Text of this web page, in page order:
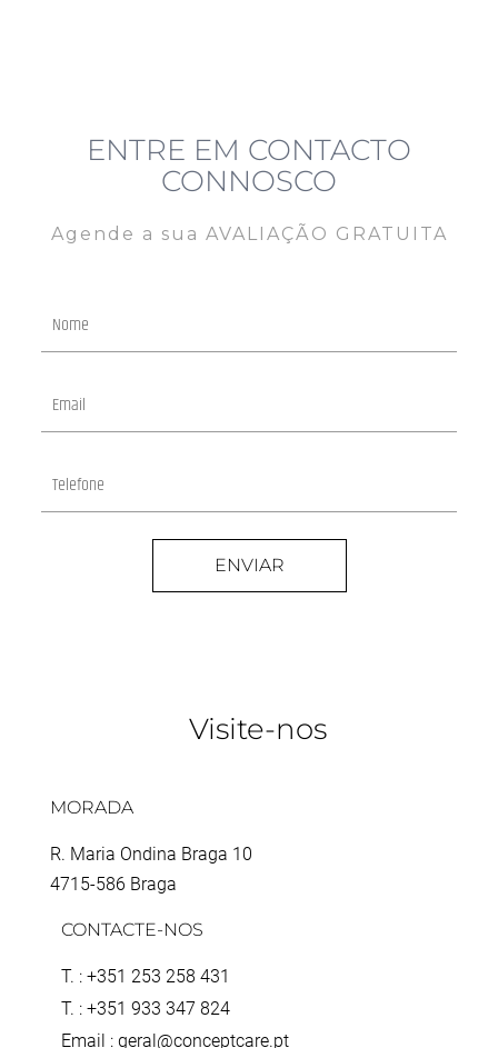
ENTRE EM CONTACTO
CONNOSCO
Agende a sua AVALIAÇÃO GRATUITA
ENVIAR
Visite-nos
MORADA
R. Maria Ondina Braga 10
4715-586 Braga
CONTACTE-NOS
T. : +351 253 258 431
T. : +351 933 347 824
Email : geral@conceptcare.pt